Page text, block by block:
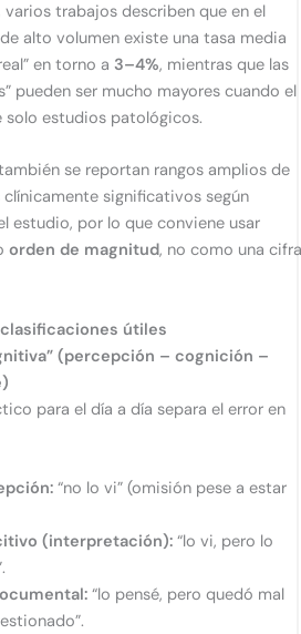
varios trabajos describen que en el
alto volumen existe una tasa media
en torno a3–4%, mientras que las
pueden ser mucho mayores cuando el
solo estudios patológicos.
se reportan rangos amplios de
significativos según
estudio, por lo que conviene usar
orden de magnitud, no como una
útiles
(percepción – cognición –
para el día a día separa el error en
“no lo vi” (omisión pese a estar
(interpretación): “lo vi, pero lo
“lo pensé, pero quedó mal